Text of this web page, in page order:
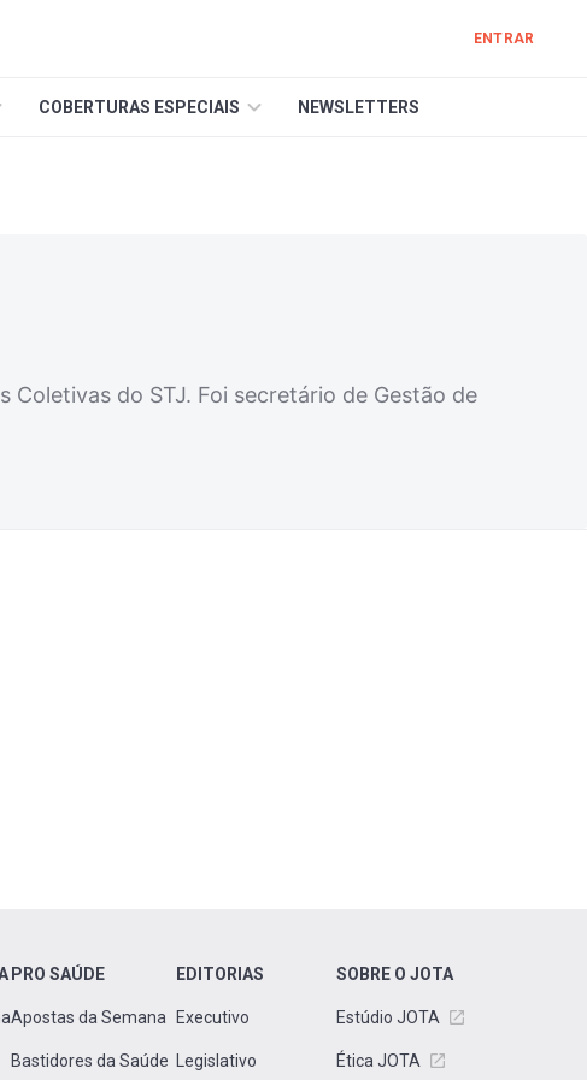
ENTRAR
COBERTURAS ESPECIAIS NEWSLETTERS
do STJ. Foi secretário de Gestão de
PRO SAÚDE
Apostas da Semana
Bastidores da Saúde
EDITORIAS
Executivo
Legislativo
SOBRE O JOTA
Estúdio JOTA
Ética JOTA